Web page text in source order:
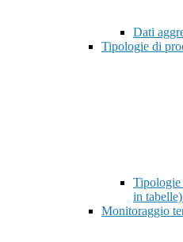
Dati
Tipologie di
Tipologie
in tabelle)
Monitoraggio